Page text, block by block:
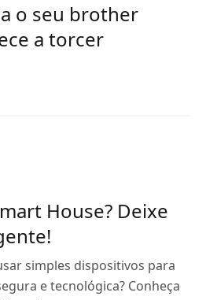
o seu brother
a torcer
House? Deixe
simples dispositivos para
e tecnológica? Conheça